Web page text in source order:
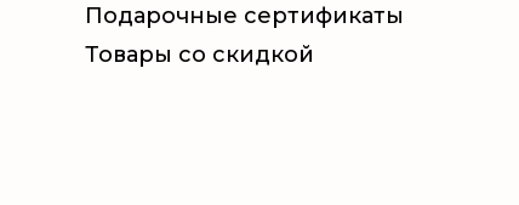
Подарочные сертификаты
Товары со скидкой